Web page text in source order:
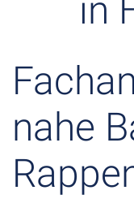
in
nahe